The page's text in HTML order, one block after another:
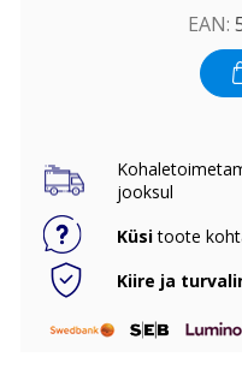
EAN:
jooksul
Küsitoote
Kiire ja